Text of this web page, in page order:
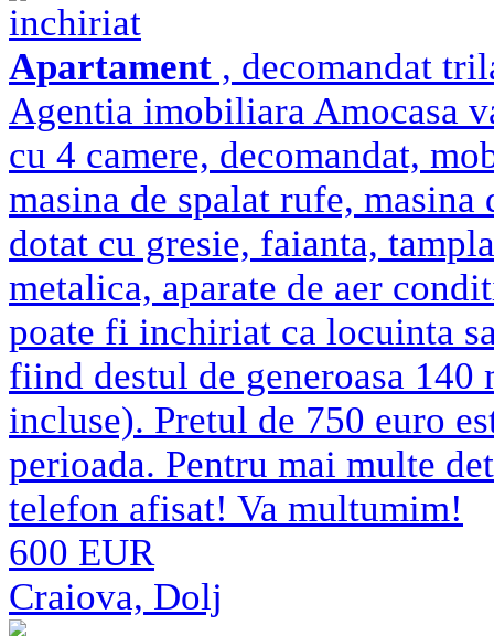
inchiriat
Apartament , decomandat
Agentia imobiliara Amocasa
cu 4 camere, decomandat,
masina de spalat rufe,
dotat cu gresie, faianta,
metalica, aparate de aer
poate fi inchiriat ca locuinta
fiind destul de generoasa 140
incluse). Pretul de 750 euro
perioada. Pentru mai multe
telefon afisat! Va multumim!
600 EUR
Craiova, Dolj